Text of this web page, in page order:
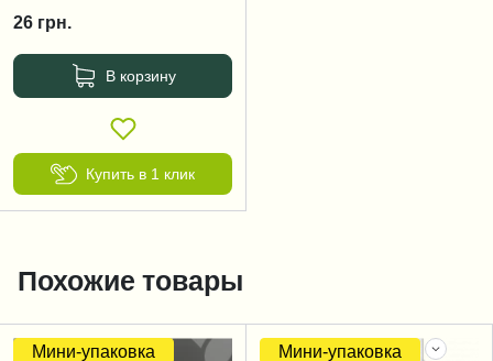
26 грн.
В корзину
Купить в 1 клик
Похожие товары
Мини-упаковка
Мини-упаковка